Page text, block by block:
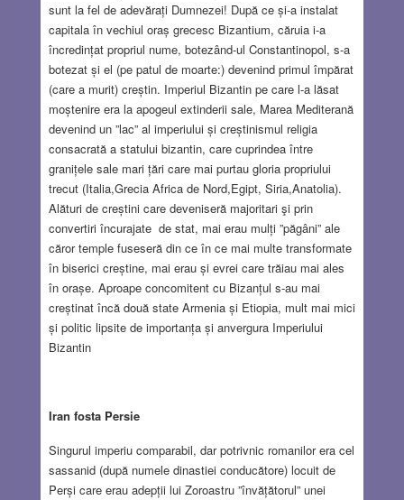
sunt la fel de adevărați Dumnezei! După ce și-a instalat
capitala în vechiul oraș grecesc Bizantium, căruia i-a
încredințat propriul nume, botezând-ul Constantinopol, s-a
botezat și el (pe patul de moarte:) devenind primul împărat
(care a murit) creștin. Imperiul Bizantin pe care l-a lăsat
moștenire era la apogeul extinderii sale, Marea Mediterană
devenind un ”lac” al imperiului și creștinismul religia
consacrată a statului bizantin, care cuprindea între
granițele sale mari țări care mai purtau gloria propriului
trecut (Italia,Grecia Africa de Nord,Egipt, Siria,Anatolia).
Alături de creștini care deveniseră majoritari şi prin
convertiri încurajate de stat, mai erau mulți ”păgâni” ale
căror temple fuseseră din ce în ce mai multe transformate
în biserici creștine, mai erau și evrei care trăiau mai ales
în orașe. Aproape concomitent cu Bizanțul s-au mai
creștinat încă două state Armenia și Etiopia, mult mai mici
și politic lipsite de importanța și anvergura Imperiului
Bizantin
Iran fosta Persie
Singurul imperiu comparabil, dar potrivnic romanilor era cel
sassanid (după numele dinastiei conducătore) locuit de
Perși care erau adepții lui Zoroastru ”învățătorul” unei